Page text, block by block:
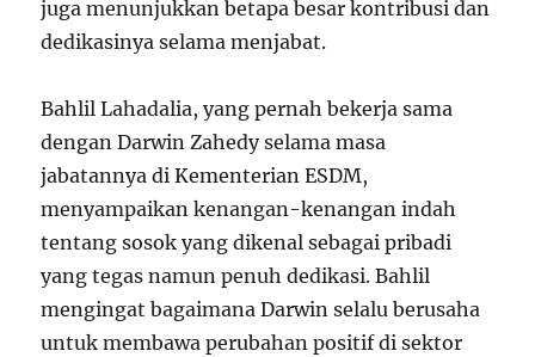
juga menunjukkan betapa besar kontribusi dan
dedikasinya selama menjabat.
Bahlil Lahadalia, yang pernah bekerja sama
dengan Darwin Zahedy selama masa
jabatannya di Kementerian ESDM,
menyampaikan kenangan-kenangan indah
tentang sosok yang dikenal sebagai pribadi
yang tegas namun penuh dedikasi. Bahlil
mengingat bagaimana Darwin selalu berusaha
untuk membawa perubahan positif di sektor